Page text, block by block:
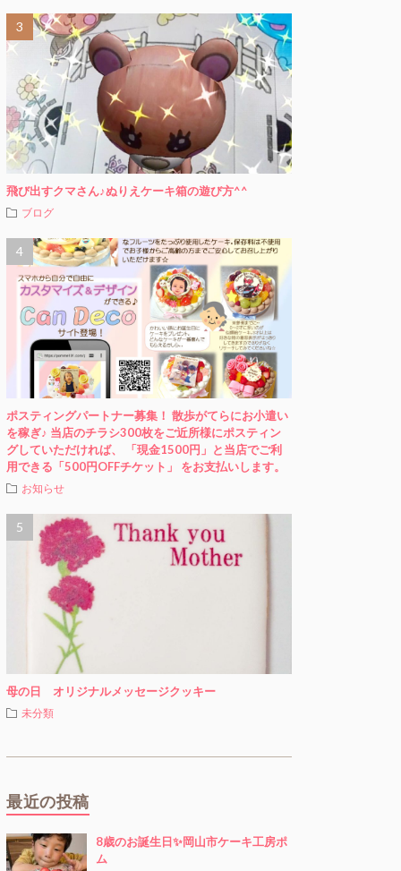
飛び出すクマさん♪ぬりえケーキ箱の遊び方^^
ブログ
ポスティングパートナー募集！ 散歩がてらにお小遣い
を稼ぎ♪ 当店のチラシ300枚をご近所様にポスティン
グしていただければ、 「現金1500円」と当店でご利
用できる「500円OFFチケット」 をお支払いします。
お知らせ
母の日 オリジナルメッセージクッキー
未分類
最近の投稿
8歳のお誕生日✨岡山市ケーキ工房ポ
ム